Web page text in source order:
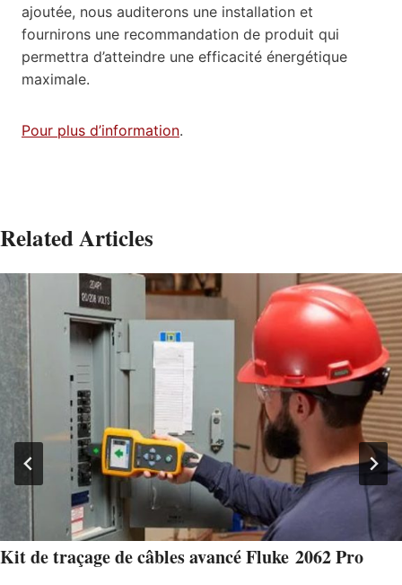
ajoutée, nous auditerons une installation et
fournirons une recommandation de produit qui
permettra d’atteindre une efficacité énergétique
maximale.
Pour plus d’information.
Related Articles
Kit de traçage de câbles avancé Fluke 2062 Pro